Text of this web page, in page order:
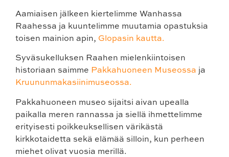
Aamiaisen jälkeen kiertelimme Wanhassa
Raahessa ja kuuntelimme muutamia opastuksia
toisen mainion apin, Glopasin kautta.
Syväsukelluksen Raahen mielenkiintoisen
historiaan saimme Pakkahuoneen Museossa ja
Kruununmakasiinimuseossa.
Pakkahuoneen museo sijaitsi aivan upealla
paikalla meren rannassa ja siellä ihmettelimme
erityisesti poikkeuksellisen värikästä
kirkkotaidetta sekä elämää silloin, kun perheen
miehet olivat vuosia merillä.